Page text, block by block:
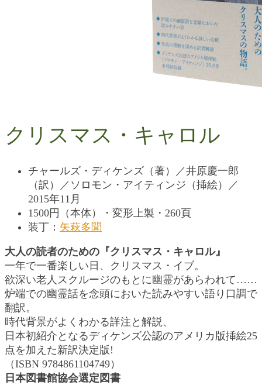
クリスマス・キャロル
チャールズ・ディケンズ（著）／井原慶一郎
（訳）／ソロモン・アイティンジ（挿絵）／
2015年11月
1500円（本体）・変形上製・260頁
装丁： 矢萩多聞
大人の読者のための『クリスマス・キャロル』
一年で一番楽しい日、クリスマス・イブ。
欲深い老人スクルージのもとに幽霊があらわれて……
炉端での幽霊話を念頭においた読みやすい語り口調で
翻訳。
時代背景がよくわかる詳注と解説、
日本初紹介となるディケンズ公認のアメリカ版挿絵25
点を加えた新訳決定版!
（ISBN 9784861104749）
日本図書館協会選定図書